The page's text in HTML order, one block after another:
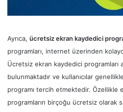
Ayrıca, ücretsiz ekran kaydedici
programları, internet üzerinden
Ücretsiz ekran kaydedici programları
bulunmaktadır ve kullanıcılar
programı tercih etmektedir. Özellikle
programların birçoğu ücretsiz olarak